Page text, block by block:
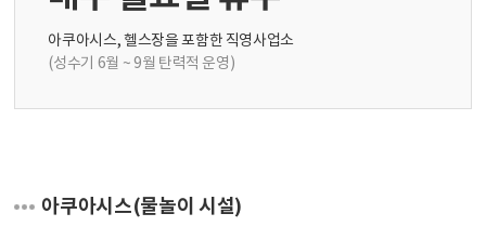
아쿠아시스, 헬스장을 포함한 직영사업소
(성수기 6월 ~ 9월 탄력적 운영)
아쿠아시스(물놀이 시설)